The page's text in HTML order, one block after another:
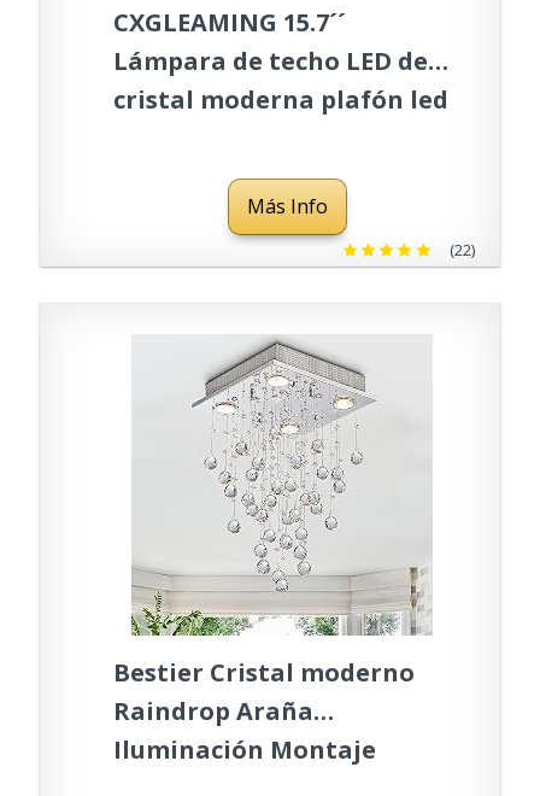
CXGLEAMING 15.7´´
Lámpara de techo LED de
cristal moderna plafón led
lampara de araña luna
redonda regulable Luz de
comedor(control remoto)
Más Info
(22)
Bestier Cristal moderno
Raindrop Araña
Iluminación Montaje